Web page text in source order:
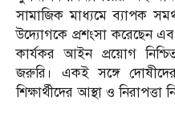
সামাজিক মাধ্যমে ব্যাপক
উদ্যোগকে প্রশংসা করেছেন
কার্যকর আইন প্রয়োগ
জরুরি। একই সঙ্গে
শিক্ষার্থীদের আস্থা ও নিরাপত্তা